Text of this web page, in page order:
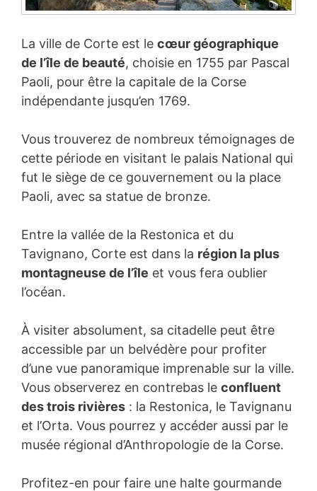
La ville de Corte est le cœur géographique
de l’île de beauté, choisie en 1755 par Pascal
Paoli, pour être la capitale de la Corse
indépendante jusqu’en 1769.
Vous trouverez de nombreux témoignages de
cette période en visitant le palais National qui
fut le siège de ce gouvernement ou la place
Paoli, avec sa statue de bronze.
Entre la vallée de la Restonica et du
Tavignano, Corte est dans la région la plus
montagneuse de l’île et vous fera oublier
l’océan.
À visiter absolument, sa citadelle peut être
accessible par un belvédère pour profiter
d’une vue panoramique imprenable sur la ville.
Vous observerez en contrebas le confluent
des trois rivières : la Restonica, le Tavignanu
et l’Orta. Vous pourrez y accéder aussi par le
musée régional d’Anthropologie de la Corse.
Profitez-en pour faire une halte gourmande